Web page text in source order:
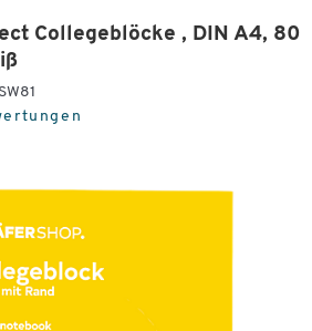
Collegeblöcke , DIN A4, 80